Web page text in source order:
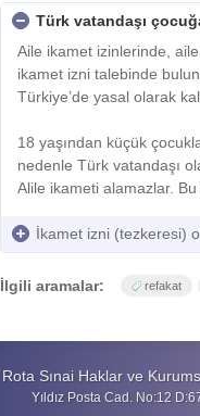
Türk vatandaşı
Aile ikamet izinlerinde, aile
ikamet izni talebinde
Türkiye’de yasal olarak
18 yaşından küçük
nedenle Türk vatandaşı
Alile ikameti alamazlar.
İkamet izni (tezkeresi)
İlgili aramalar: refakat
Rota Sınai Haklar ve
Yıldız Posta Cad. No:12